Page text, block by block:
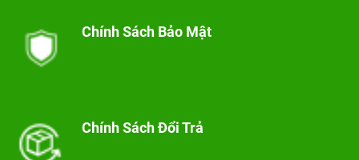
Chính Sách Bảo Mật
Chính Sách Đổi Trả